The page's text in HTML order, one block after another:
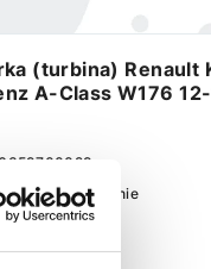
(turbina) Renault
A-Class W176
brak na stanie